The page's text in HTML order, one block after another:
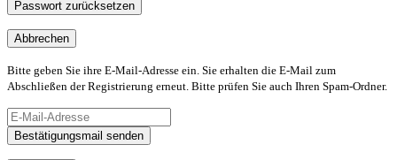
Passwort zurücksetzen
Abbrechen
Bitte geben Sie ihre E-Mail-Adresse ein. Sie erhalten die E-Mail zum
Abschließen der Registrierung erneut. Bitte prüfen Sie auch Ihren Spam-Ordner.
Bestätigungsmail senden